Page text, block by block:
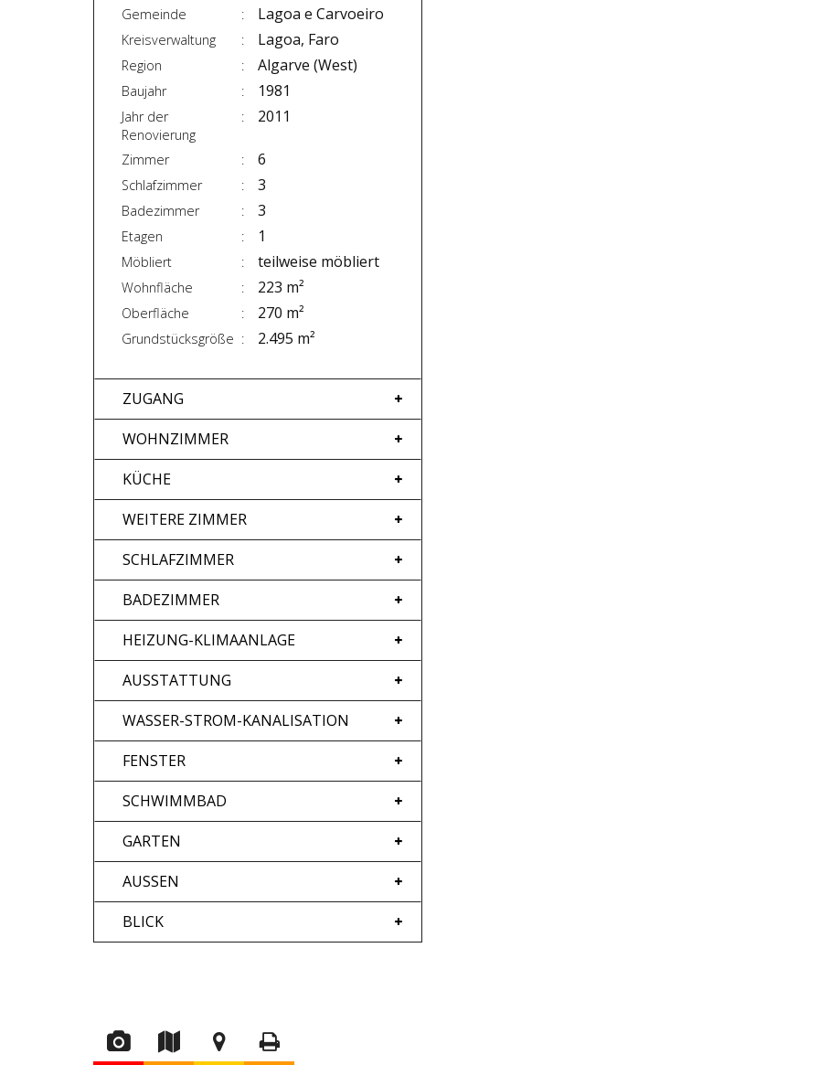
Gemeinde Lagoa e Carvoeiro
Kreisverwaltung Lagoa, Faro
Region Algarve (West)
Baujahr 1981
Jahr der
Renovierung
2011
Zimmer 6
Schlafzimmer 3
Badezimmer 3
Etagen 1
Möbliert teilweise möbliert
Wohnfläche 223 m²
Oberfläche 270 m²
Grundstücksgröße 2.495 m²
ZUGANG
WOHNZIMMER
KÜCHE
WEITERE ZIMMER
SCHLAFZIMMER
BADEZIMMER
HEIZUNG-KLIMAANLAGE
AUSSTATTUNG
WASSER-STROM-KANALISATION
FENSTER
SCHWIMMBAD
GARTEN
AUSSEN
BLICK